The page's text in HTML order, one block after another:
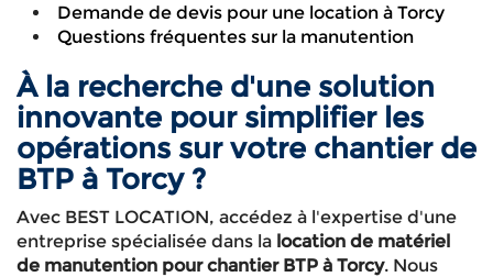
Demande de devis pour une location à Torcy
Questions fréquentes sur la manutention
À la recherche d'une solution
innovante pour simplifier les
opérations sur votre chantier de
BTP à Torcy ?
Avec BEST LOCATION, accédez à l'expertise d'une
entreprise spécialisée dans la location de matériel
de manutention pour chantier BTP à Torcy. Nous